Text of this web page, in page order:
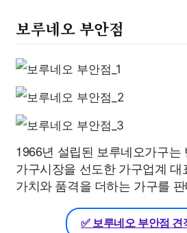
보루네오 부안점
1966년 설립된 보루네오가구는
가구시장을 선도한 가구업계 대
가치와 품격을 더하는 가구를
✅ 보루네오 부안점 견